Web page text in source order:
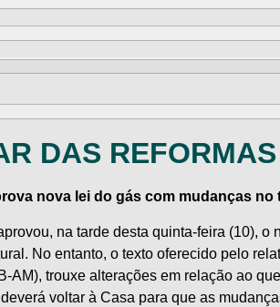
DAS REFORMAS
nova lei do gás com mudanças
na tarde desta quinta-feira (10), o
No entanto, o texto oferecido pelo
AM), trouxe alterações em relação ao
voltar à Casa para que as